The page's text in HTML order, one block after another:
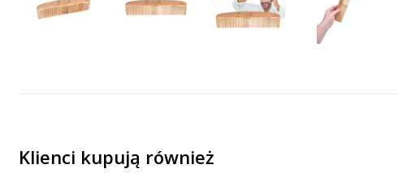
Klienci kupują również